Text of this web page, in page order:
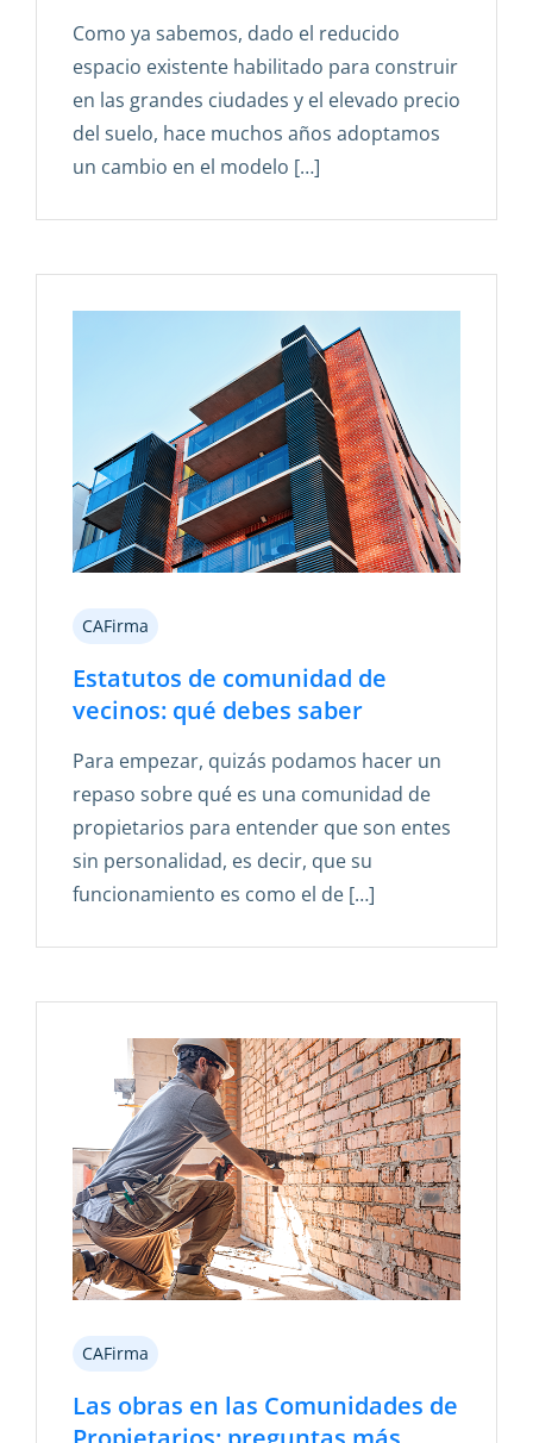
Como ya sabemos, dado el reducido
espacio existente habilitado para construir
en las grandes ciudades y el elevado precio
del suelo, hace muchos años adoptamos
un cambio en el modelo […]
CAFirma
Estatutos de comunidad de
vecinos: qué debes saber
Para empezar, quizás podamos hacer un
repaso sobre qué es una comunidad de
propietarios para entender que son entes
sin personalidad, es decir, que su
funcionamiento es como el de […]
CAFirma
Las obras en las Comunidades de